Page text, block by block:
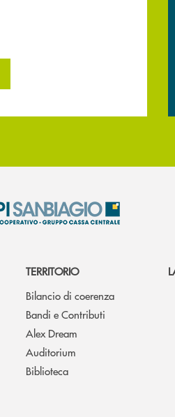
TERRITORIO
Bilancio di coerenza
Bandi e Contributi
Alex Dream
Auditorium
Biblioteca